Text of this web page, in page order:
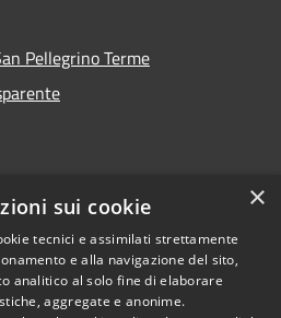
Pellegrino Terme
Copyright © 2026 • Comune di
×
sui cookie
tecnici e assimilati strettamente
e alla navigazione del sito,
analitico al solo fine di elaborare
aggregate e anonime.